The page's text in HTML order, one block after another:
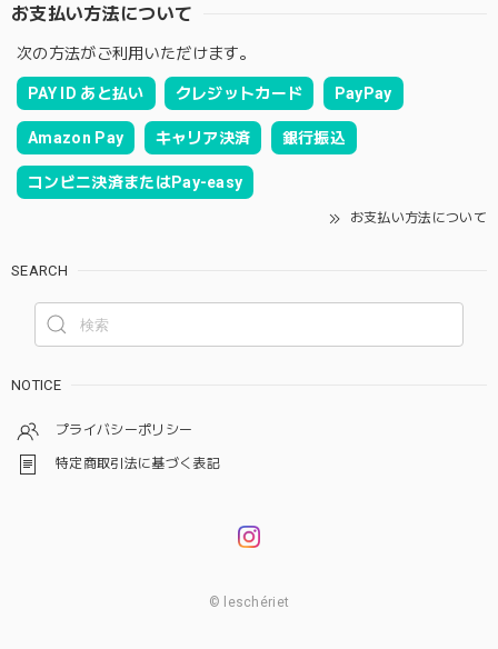
お支払い方法について
次の方法がご利用いただけます。
PAY ID あと払い クレジットカード PayPay
Amazon Pay キャリア決済 銀行振込
コンビニ決済またはPay-easy
お支払い方法について
SEARCH
NOTICE
プライバシーポリシー
特定商取引法に基づく表記
© leschériet